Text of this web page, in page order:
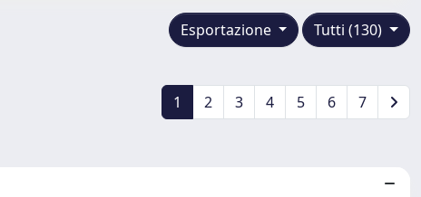
Tutti (130)
Esportazione
1 2 3 4 5 6 7